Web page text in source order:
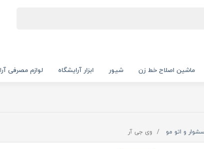
ماشین اصلاح خط زن شیور ابزار آرایشگاه لوازم مصرفی
سشوار و اتو مو وی جی آر